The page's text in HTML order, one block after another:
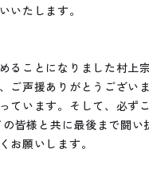
いたします。
ることになりました村上
ご声援ありがとうござい
ています。そして、必
皆様と共に最後まで闘い
お願いします。